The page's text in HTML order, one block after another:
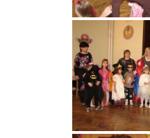
VÁLASZTÁSI
NEMZETISÉGI
PÁLYÁZATOK